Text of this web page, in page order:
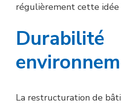
régulièrement cette idée
Durabilité
La restructuration de